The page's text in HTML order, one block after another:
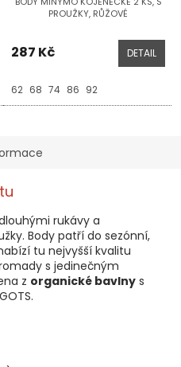
PROUŽKY, RŮŽOVÉ
287 Kč DETAIL
62 68 74 86 92
rukávy a
Body patří do sezónní,
tu nejvyšší kvalitu
s jedinečným
z organické bavlny s